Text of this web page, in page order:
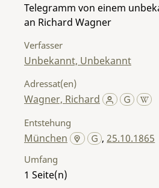
Telegramm von einem
an Richard Wagner
Verfasser
Unbekannt, Unbekannt
Adressat(en)
Wagner, Richard
Entstehung
München ,25.10.1865
Umfang
1